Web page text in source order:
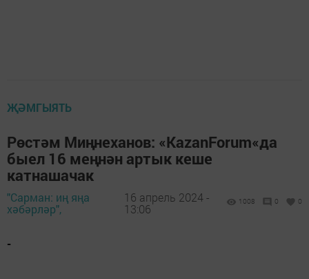
ҖӘМГЫЯТЬ
Рөстәм Миңнеханов: «KazanForum«да
быел 16 меңнән артык кеше
катнашачак
"Сарман: иң яңа
хәбәрләр",
16 апрель 2024 -
13:06
1008 0 0
-